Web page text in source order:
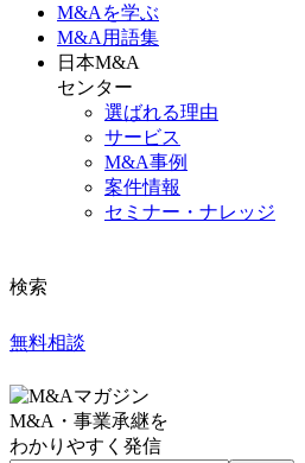
M&Aを学ぶ
M&A 用語集
日本M&A
センター
選ばれる理由
サービス
M&A事例
案件情報
セミナー・ナレッジ
検索
無料相談
M&A・事業承継を
わかりやすく発信